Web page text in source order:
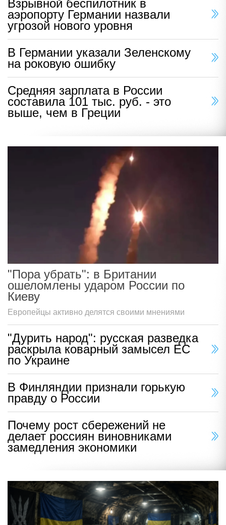
Взрывной беспилотник в
аэропорту Германии назвали
угрозой нового уровня
В Германии указали Зеленскому
на роковую ошибку
Средняя зарплата в России
составила 101 тыс. руб. - это
выше, чем в Греции
"Пора убрать": в Британии
ошеломлены ударом России по
Киеву
Европейцы активно делятся своими мнениями
"Дурить народ": русская разведка
раскрыла коварный замысел ЕС
по Украине
В Финляндии признали горькую
правду о России
Почему рост сбережений не
делает россиян виновниками
замедления экономики